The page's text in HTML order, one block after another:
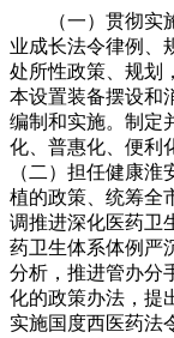
（一）贯彻实施
业成长法令律例、
处所性政策、规划
本设置装备摆设和
编制和实施。制定
化、普惠化、便利
（二）担任健康
植的政策、统筹全
调推进深化医药卫
药卫生体系体例严
分析，推进管办分
化的政策办法，提
实施国度西医药法